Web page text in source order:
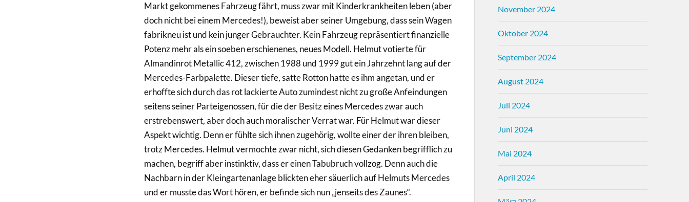
Markt gekommenes Fahrzeug fährt, muss zwar mit Kinderkrankheiten leben (aber
doch nicht bei einem Mercedes!), beweist aber seiner Umgebung, dass sein Wagen
fabrikneu ist und kein junger Gebrauchter. Kein Fahrzeug repräsentiert finanzielle
Potenz mehr als ein soeben erschienenes, neues Modell. Helmut votierte für
Almandinrot Metallic 412, zwischen 1988 und 1999 gut ein Jahrzehnt lang auf der
Mercedes-Farbpalette. Dieser tiefe, satte Rotton hatte es ihm angetan, und er
erhoffte sich durch das rot lackierte Auto zumindest nicht zu große Anfeindungen
seitens seiner Parteigenossen, für die der Besitz eines Mercedes zwar auch
erstrebenswert, aber doch auch moralischer Verrat war. Für Helmut war dieser
Aspekt wichtig. Denn er fühlte sich ihnen zugehörig, wollte einer der ihren bleiben,
trotz Mercedes. Helmut vermochte zwar nicht, sich diesen Gedanken begrifflich zu
machen, begriff aber instinktiv, dass er einen Tabubruch vollzog. Denn auch die
Nachbarn in der Kleingartenanlage blickten eher säuerlich auf Helmuts Mercedes
und er musste das Wort hören, er befinde sich nun „jenseits des Zaunes“.
November 2024
Oktober 2024
September 2024
August 2024
Juli 2024
Juni 2024
Mai 2024
April 2024